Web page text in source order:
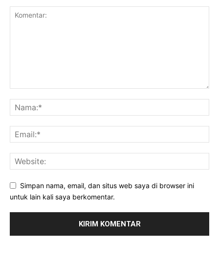
Simpan nama, email, dan situs web saya di browser ini
untuk lain kali saya berkomentar.